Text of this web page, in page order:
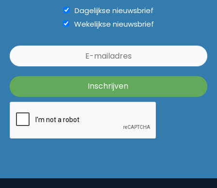
Dagelijkse nieuwsbrief
Wekelijkse nieuwsbrief